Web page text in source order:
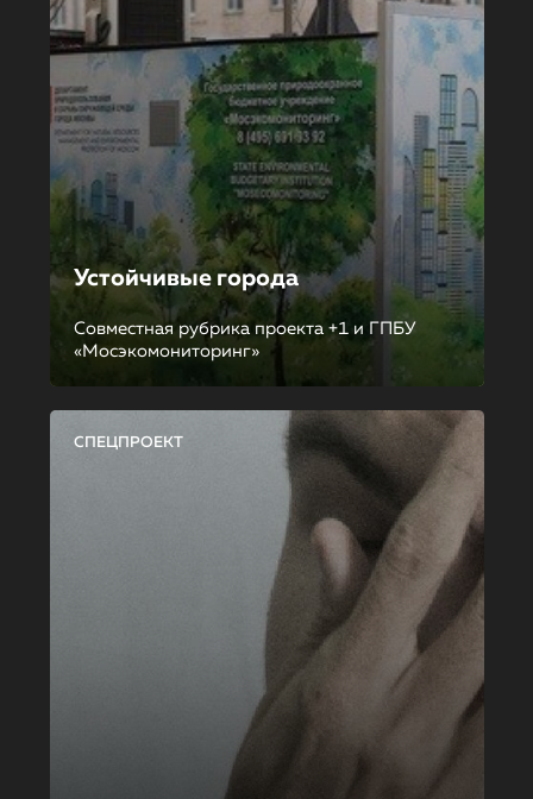
Устойчивые города
Совместная рубрика проекта +1 и ГПБУ
«Мосэкомониторинг»
СПЕЦПРОЕКТ